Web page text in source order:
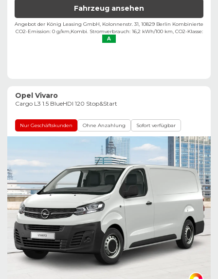
Fahrzeug ansehen
Angebot der König Leasing GmbH, Kolonnenstr. 31, 10829 Berlin ​ Kombinierte
CO2-Emission: 0 g/km,Kombi. Stromverbrauch: 16,2 kWh/100 km, CO2-Klasse:
A
Opel Vivaro
Cargo L3 1.5 BlueHDI 120 Stop&Start
Nur Geschäftskunden Ohne Anzahlung Sofort verfügbar